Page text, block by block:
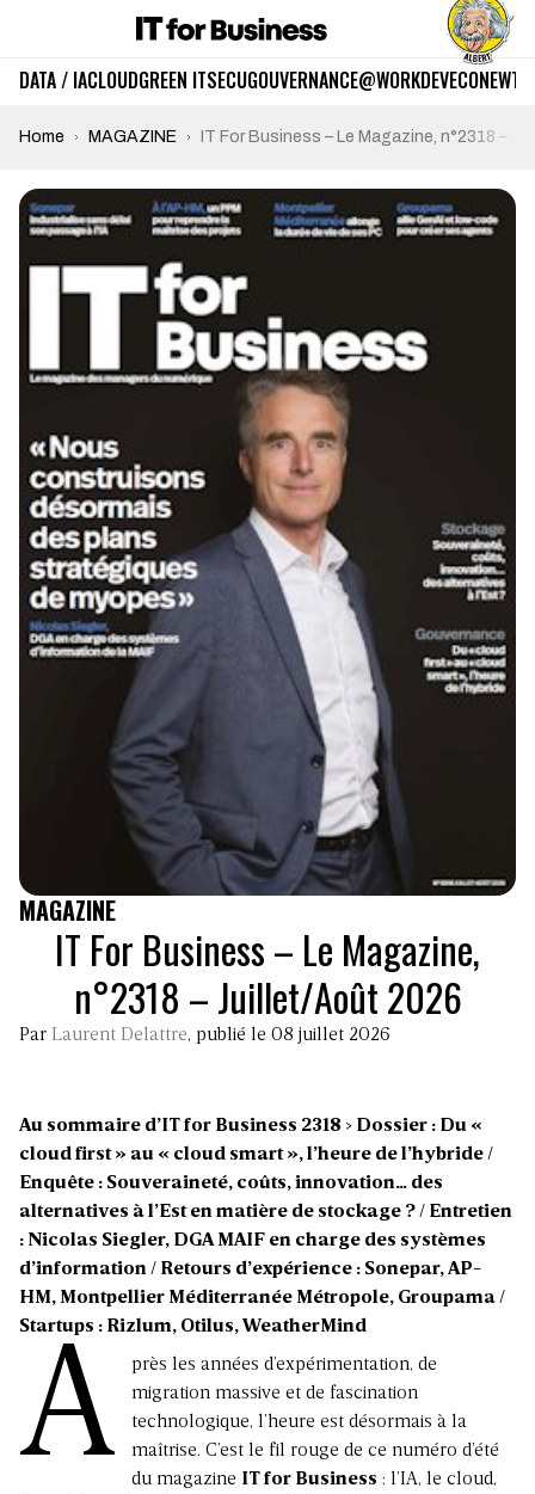
DATA / IACLOUDGREEN ITSECUGOUVERNANCE@WORKDEVECO
Home MAGAZINE IT For Business – Le Magazine, n°2318 –
MAGAZINE
IT For Business – Le Magazine,
n°2318 – Juillet/Août 2026
Par Laurent Delattre, publié le 08 juillet 2026
Au sommaire d’IT for Business 2318 > Dossier : Du «
cloud first » au « cloud smart », l’heure de l’hybride /
Enquête : Souveraineté, coûts, innovation… des
alternatives à l’Est en matière de stockage ? / Entretien
: Nicolas Siegler, DGA MAIF en charge des systèmes
d’information / Retours d’expérience : Sonepar, AP-
HM, Montpellier Méditerranée Métropole, Groupama /
Startups : Rizlum, Otilus, WeatherMind
A
près les années d’expérimentation, de
migration massive et de fascination
technologique, l’heure est désormais à la
maîtrise. C’est le fil rouge de ce numéro d’été
du magazine IT for Business : l’IA, le cloud,